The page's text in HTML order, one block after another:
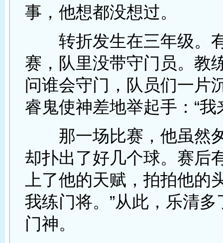
事，他想都没想过。
转折发生在三年级。
赛，队里没带守门员。教
问谁会守门，队员们一片
睿鬼使神差地举起手：“我
那一场比赛，他虽然
却扑出了好几个球。赛后
上了他的天赋，拍拍他的
我练门将。”从此，乐清多
门神。